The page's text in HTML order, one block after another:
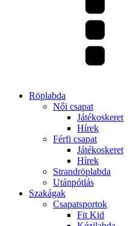
Röplabda
Női csapat
Játékoskeret
Hírek
Férfi csapat
Játékoskeret
Hírek
Strandröplabda
Utánpótlás
Szakágak
Csapatsportok
Fit Kid